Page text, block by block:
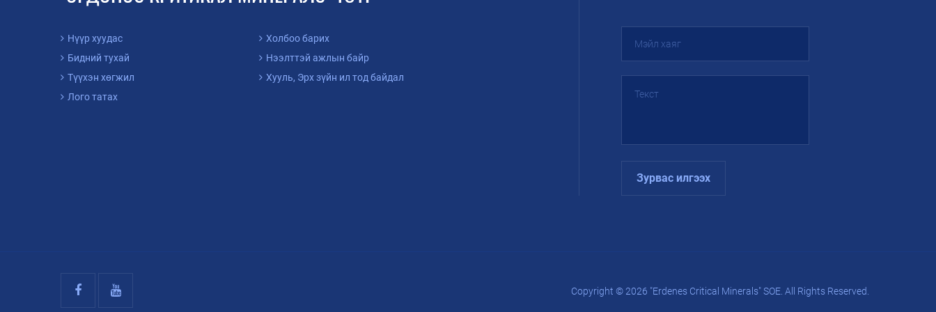
Нүүр хуудас
Бидний тухай
Түүхэн хөгжил
Лого татах
Холбоо барих
Нээлттэй ажлын байр
Хууль, Эрх зүйн ил тод байдал
Зурвас илгээх
Copyright © 2026 "Erdenes Critical Minerals" SOE. All Rights Reserved.